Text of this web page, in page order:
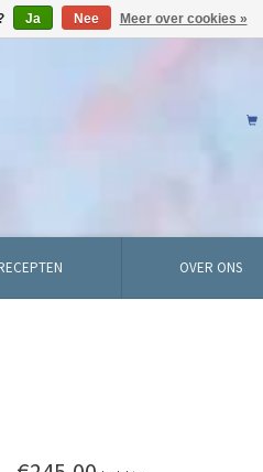
OVER ONS
Ja Nee Meer over cookies »